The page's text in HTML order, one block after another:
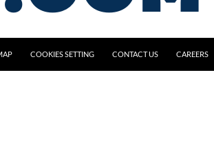
COOKIES SETTING CONTACT US CAREERS